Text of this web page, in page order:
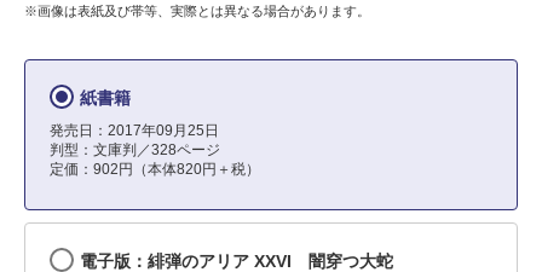
※画像は表紙及び帯等、実際とは異なる場合があります。
紙書籍
発売日：2017年09月25日
判型：文庫判／328ページ
定価：902円（本体820円＋税）
電子版：緋弾のアリア XXVI 闇穿つ大蛇